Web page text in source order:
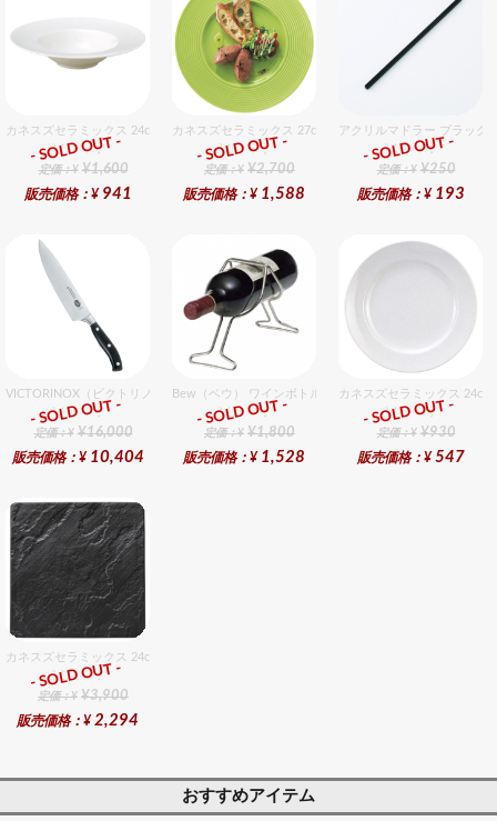
カネスズセラミックス 24cmスープ
総合ﾗﾝｷﾝｸﾞ
定価：¥ ¥1,600
販売価格：¥ 941
- SOLD OUT -
カネスズセラミックス 27cmディナー（Hiwa）
総合ﾗﾝｷﾝｸﾞ
定価：¥ ¥2,700
販売価格：¥ 1,588
- SOLD OUT -
アクリルマドラー ブラック
総合ﾗﾝｷﾝｸﾞ
定価：¥ ¥250
販売価格：¥ 193
- SOLD OUT -
VICTORINOX（ビクトリノックス） シェフナイフ 20cm
総合ﾗﾝｷﾝｸﾞ
定価：¥ ¥16,000
販売価格：¥ 10,404
- SOLD OUT -
Bew（ベウ） ワインボトルラック L
総合ﾗﾝｷﾝｸﾞ
定価：¥ ¥1,800
販売価格：¥ 1,528
- SOLD OUT -
カネスズセラミックス 24cm
総合ﾗﾝｷﾝｸﾞ
定価：¥ ¥930
販売価格：¥ 547
- SOLD OUT -
カネスズセラミックス 24cmスクエアプレート（ハマ付き）BK
総合ﾗﾝｷﾝｸﾞ
定価：¥ ¥3,900
販売価格：¥ 2,294
- SOLD OUT -
おすすめアイテム